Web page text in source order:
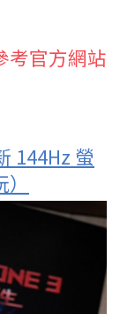
考官方網站
144Hz 螢